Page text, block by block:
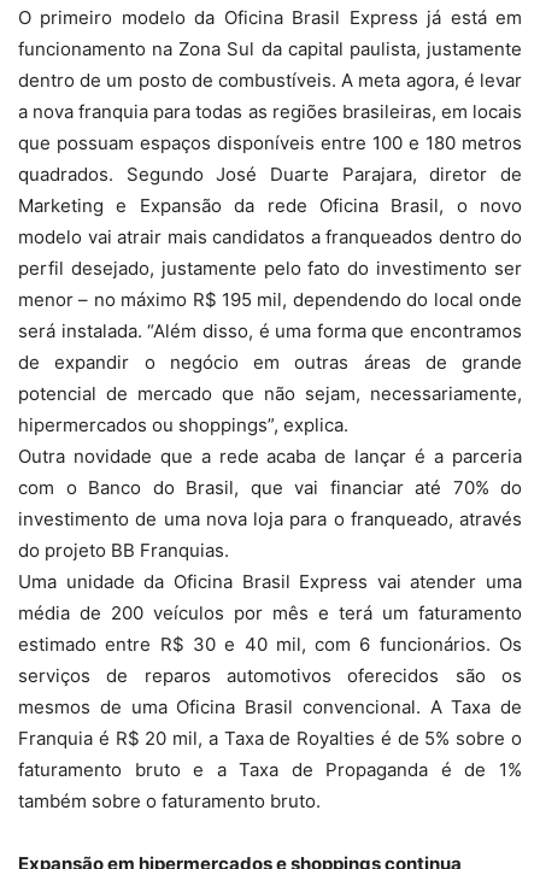
O primeiro modelo da Oficina Brasil Express já está em
funcionamento na Zona Sul da capital paulista, justamente
dentro de um posto de combustíveis. A meta agora, é levar
a nova franquia para todas as regiões brasileiras, em locais
que possuam espaços disponíveis entre 100 e 180 metros
quadrados. Segundo José Duarte Parajara, diretor de
Marketing e Expansão da rede Oficina Brasil, o novo
modelo vai atrair mais candidatos a franqueados dentro do
perfil desejado, justamente pelo fato do investimento ser
menor – no máximo R$ 195 mil, dependendo do local onde
será instalada. “Além disso, é uma forma que encontramos
de expandir o negócio em outras áreas de grande
potencial de mercado que não sejam, necessariamente,
hipermercados ou shoppings”, explica.
Outra novidade que a rede acaba de lançar é a parceria
com o Banco do Brasil, que vai financiar até 70% do
investimento de uma nova loja para o franqueado, através
do projeto BB Franquias.
Uma unidade da Oficina Brasil Express vai atender uma
média de 200 veículos por mês e terá um faturamento
estimado entre R$ 30 e 40 mil, com 6 funcionários. Os
serviços de reparos automotivos oferecidos são os
mesmos de uma Oficina Brasil convencional. A Taxa de
Franquia é R$ 20 mil, a Taxa de Royalties é de 5% sobre o
faturamento bruto e a Taxa de Propaganda é de 1%
também sobre o faturamento bruto.
Expansão em hipermercados e shoppings continua